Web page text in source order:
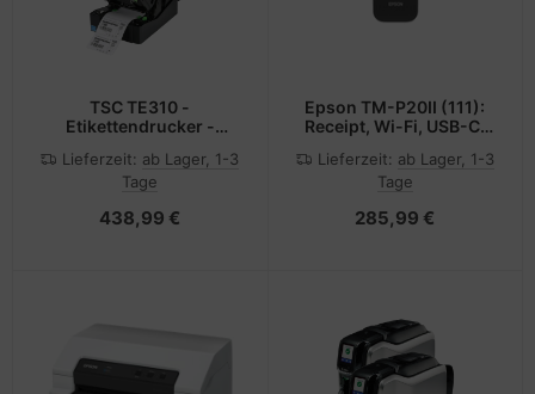
TSC TE310 -
Etikettendrucker -
Thermotransfer - Rolle
(11,2 cm)
Lieferzeit: ab Lager, 1-3
Tage
438,99 €
Epson TM-P20II (111):
Receipt, Wi-Fi, USB-C,
Lieferzeit: ab Lager, 1-3
Tage
285,99 €